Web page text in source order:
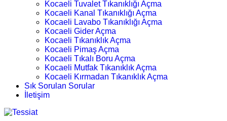
Kocaeli Tuvalet Tıkanıklığı Açma
Kocaeli Kanal Tıkanıklığı Açma
Kocaeli Lavabo Tıkanıklığı Açma
Kocaeli Gider Açma
Kocaeli Tıkanıklık Açma
Kocaeli Pimaş Açma
Kocaeli Tıkalı Boru Açma
Kocaeli Mutfak Tıkanıklık Açma
Kocaeli Kırmadan Tıkanıklık Açma
Sık Sorulan Sorular
İletişim